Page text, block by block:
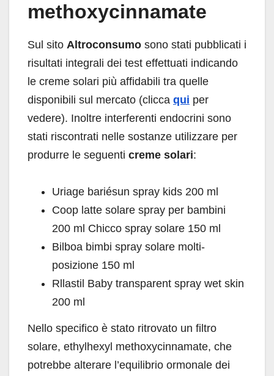
methoxycinnamate
Sul sito Altroconsumo sono stati pubblicati i
risultati integrali dei test effettuati indicando
le creme solari più affidabili tra quelle
disponibili sul mercato (clicca qui per
vedere). Inoltre interferenti endocrini sono
stati riscontrati nelle sostanze utilizzare per
produrre le seguenti creme solari:
Uriage bariésun spray kids 200 ml
Coop latte solare spray per bambini
200 ml Chicco spray solare 150 ml
Bilboa bimbi spray solare molti-
posizione 150 ml
Rllastil Baby transparent spray wet skin
200 ml
Nello specifico è stato ritrovato un filtro
solare, ethylhexyl methoxycinnamate, che
potrebbe alterare l’equilibrio ormonale dei